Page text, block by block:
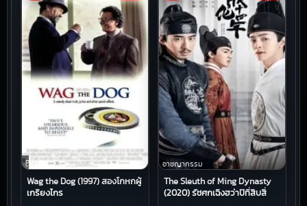
หนัง
ตลก
Wag the Dog (1997) สองโกหกผู้
เกรียงไกร
อาชญากรรม
The Sleuth of Ming Dynasty
(2020) รัชศกเฉิงฮว่าปีที่สิบสี่